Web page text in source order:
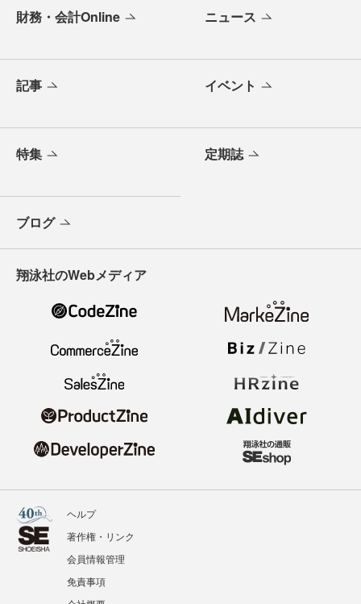
財務・会計Online ニュース
記事 イベント
特集 定期誌
ブログ
翔泳社のWebメディア
ヘルプ
著作権・リンク
会員情報管理
免責事項